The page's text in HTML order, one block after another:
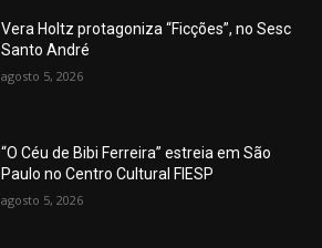
Vera Holtz protagoniza “Ficções”, no Sesc
Santo André
agosto 5, 2026
“O Céu de Bibi Ferreira” estreia em São
Paulo no Centro Cultural FIESP
agosto 5, 2026